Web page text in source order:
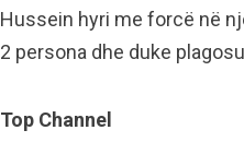
Hussein hyri me forcë në
2 persona dhe duke
Top Channel